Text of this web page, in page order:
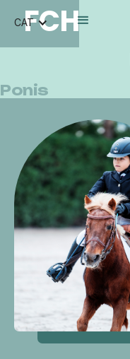
FCH
CAT
Ponis